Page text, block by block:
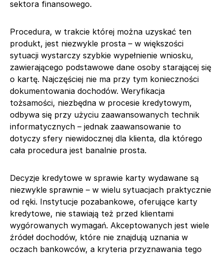
sektora finansowego.
Procedura, w trakcie której można uzyskać ten
produkt, jest niezwykle prosta – w większości
sytuacji wystarczy szybkie wypełnienie wniosku,
zawierającego podstawowe dane osoby starającej się
o kartę. Najczęściej nie ma przy tym konieczności
dokumentowania dochodów. Weryfikacja
tożsamości, niezbędna w procesie kredytowym,
odbywa się przy użyciu zaawansowanych technik
informatycznych – jednak zaawansowanie to
dotyczy sfery niewidocznej dla klienta, dla którego
cała procedura jest banalnie prosta.
Decyzje kredytowe w sprawie karty wydawane są
niezwykle sprawnie – w wielu sytuacjach praktycznie
od ręki. Instytucje pozabankowe, oferujące karty
kredytowe, nie stawiają też przed klientami
wygórowanych wymagań. Akceptowanych jest wiele
źródeł dochodów, które nie znajdują uznania w
oczach bankowców, a kryteria przyznawania tego